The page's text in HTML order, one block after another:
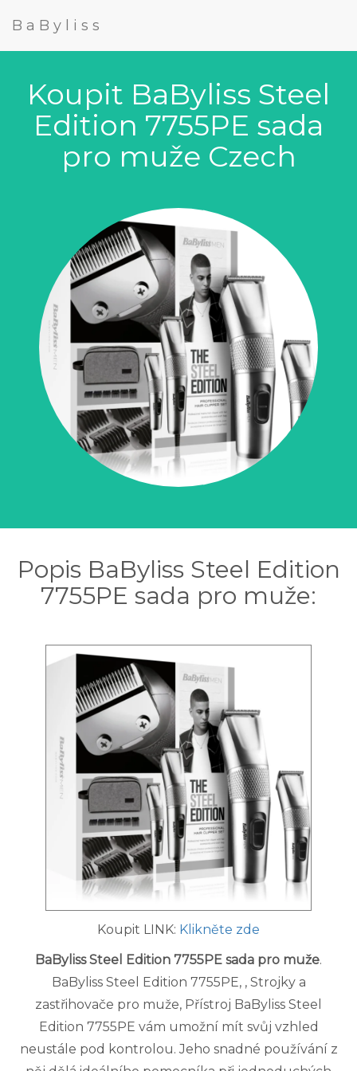
BaByliss
Koupit BaByliss Steel
Edition 7755PE sada
pro muže Czech
Popis BaByliss Steel Edition
7755PE sada pro muže:
Koupit LINK: Klikněte zde
BaByliss Steel Edition 7755PE sada pro muže.
BaByliss Steel Edition 7755PE, , Strojky a
zastřihovače pro muže, Přístroj BaByliss Steel
Edition 7755PE vám umožní mít svůj vzhled
neustále pod kontrolou. Jeho snadné používání z